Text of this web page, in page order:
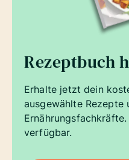
Rezeptbuch
Erhalte jetzt dein
ausgewählte Rezepte
verfügbar.